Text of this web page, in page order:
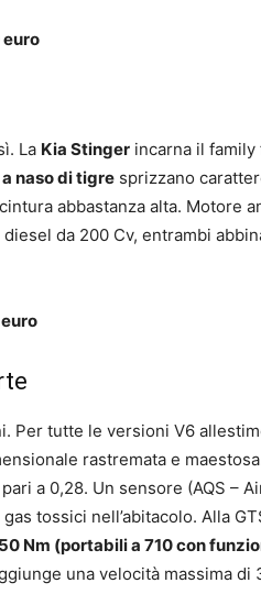
La Kia Stinger incarna il
naso di tigre sprizzano
abbastanza alta. Motore
da 200 Cv, entrambi
Per tutte le versioni V6
rastremata e
a 0,28. Un sensore (AQS –
tossici nell’abitacolo. Alla
Nm (portabili a 710 con
una velocità massima di